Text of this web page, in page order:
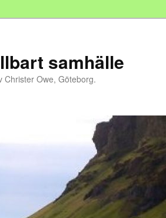
samhälle
Christer Owe, Göteborg.